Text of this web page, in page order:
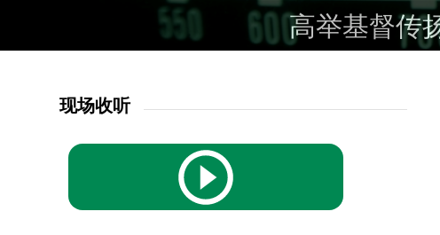
高举基督传
高举基督传
高举基督传
现场收听